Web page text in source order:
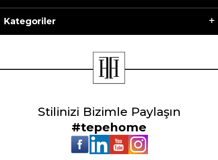
Kategoriler
Stilinizi Bizimle Paylaşın
#tepehome